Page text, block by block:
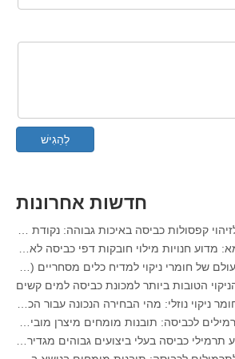
לְהַגִישׁ
חדשות אחרונות
המדריך האולטימטיבי לחומרי ניקוי למדיח כלים: תרמילי מול. טאבלטים נגד אֲבָקָה
תרמילי מדיח כלים לעומת אבקה: מדריך מומחה לבחירת חומר הניקוי הטוב ביותר
המדריך האולטימטיבי לזיהוי קפסולות כביסה באיכות גבוהה: נקודת מבט של מומחה בתעשייה
הטובות ביותר למכונת כביסה למים קשים
תרמילי כביסה לעומת חומר ניקוי נוזלי: מהי הבחירה הנכונה עבור הכביסה שלך?
כיצד להשתמש נכון בתרמילים לכביסה: תובנות מומחים מיצרן מוביל של תרמילי כביסה בסין
המדריך האולטימטיבי לתרמילים לכביסה: תובנות מומחים בנושא בטיחות, מדע ומקסום כוח הניקוי